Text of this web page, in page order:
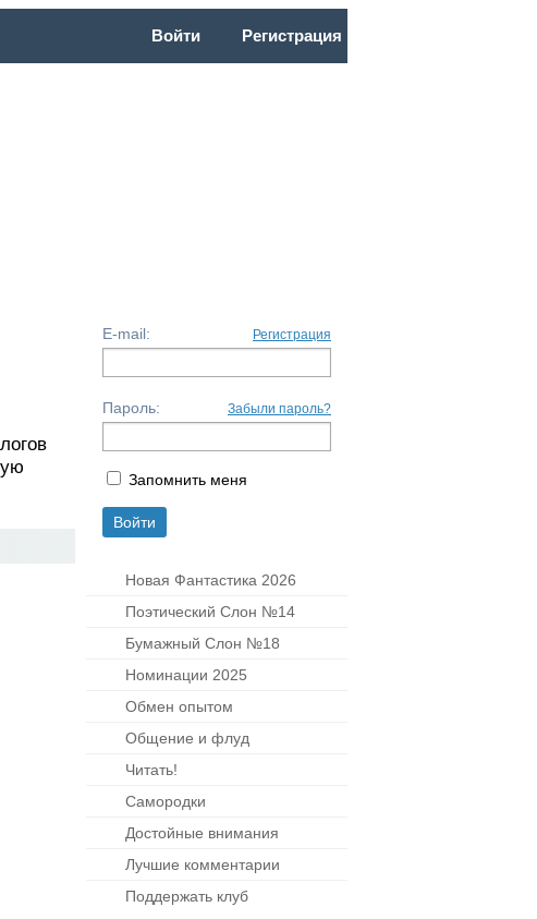
Войти Регистрация
E-mail: Регистрация
Пароль: Забыли пароль?
Запомнить меня
Новая Фантастика 2026
Поэтический Слон №14
Бумажный Слон №18
Номинации 2025
Обмен опытом
Общение и флуд
Читать!
Самородки
Достойные внимания
Лучшие комментарии
Поддержать клуб